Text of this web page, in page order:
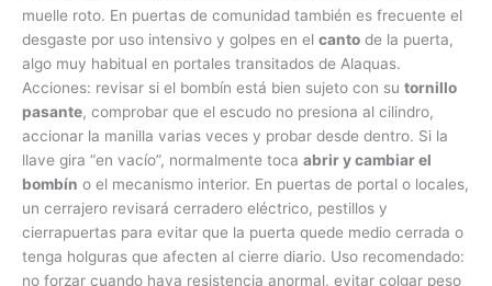
muelle roto. En puertas de comunidad también es frecuente el
desgaste por uso intensivo y golpes en el canto de la puerta,
algo muy habitual en portales transitados de Alaquas.
Acciones: revisar si el bombín está bien sujeto con su tornillo
pasante, comprobar que el escudo no presiona al cilindro,
accionar la manilla varias veces y probar desde dentro. Si la
llave gira “en vacío”, normalmente toca abrir y cambiar el
bombín o el mecanismo interior. En puertas de portal o locales,
un cerrajero revisará cerradero eléctrico, pestillos y
cierrapuertas para evitar que la puerta quede medio cerrada o
tenga holguras que afecten al cierre diario. Uso recomendado:
no forzar cuando haya resistencia anormal, evitar colgar peso